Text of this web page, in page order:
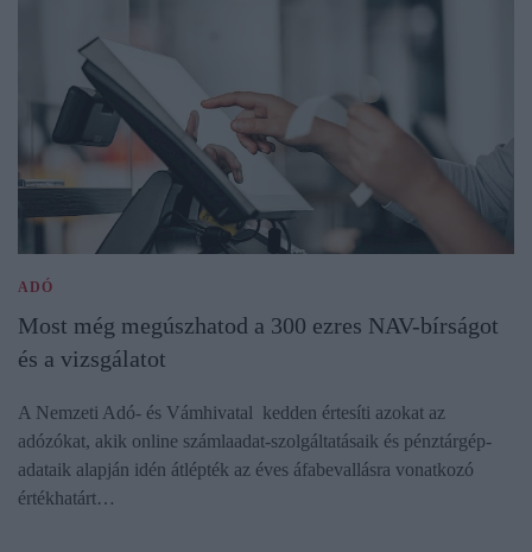
ADÓ
Most még megúszhatod a 300 ezres NAV-bírságot
és a vizsgálatot
A Nemzeti Adó- és Vámhivatal kedden értesíti azokat az
adózókat, akik online számlaadat-szolgáltatásaik és pénztárgép-
adataik alapján idén átlépték az éves áfabevallásra vonatkozó
értékhatárt…